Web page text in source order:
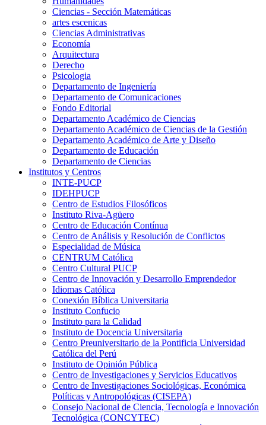
Ciencias - Sección Matemáticas
artes escenicas
Ciencias Administrativas
Economía
Arquitectura
Derecho
Psicologia
Departamento de Ingeniería
Departamento de Comunicaciones
Fondo Editorial
Departamento Académico de Ciencias
Departamento Académico de Ciencias de la Gestión
Departamento Académico de Arte y Diseño
Departamento de Educación
Departamento de Ciencias
Institutos y Centros
INTE-PUCP
IDEHPUCP
Centro de Estudios Filosóficos
Instituto Riva-Agüero
Centro de Educación Contínua
Centro de Análisis y Resolución de Conflictos
Especialidad de Música
CENTRUM Católica
Centro Cultural PUCP
Centro de Innovación y Desarrollo Emprendedor
Idiomas Católica
Conexión Bíblica Universitaria
Instituto Confucio
Instituto para la Calidad
Instituto de Docencia Universitaria
Centro Preuniversitario de la Pontificia Universidad
Católica del Perú
Instituto de Opinión Pública
Centro de Investigaciones y Servicios Educativos
Centro de Investigaciones Sociológicas, Económica
Políticas y Antropológicas (CISEPA)
Consejo Nacional de Ciencia, Tecnología e Innovación
Tecnológica (CONCYTEC)